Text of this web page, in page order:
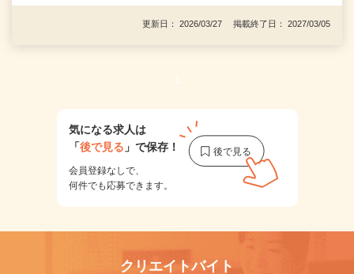
更新日： 2026/03/27 掲載終了日： 2027/03/05
1
気になる求人は
「後で見る 」で保存！
会員登録なしで、
何件でも応募できます。
クリエイトバイト